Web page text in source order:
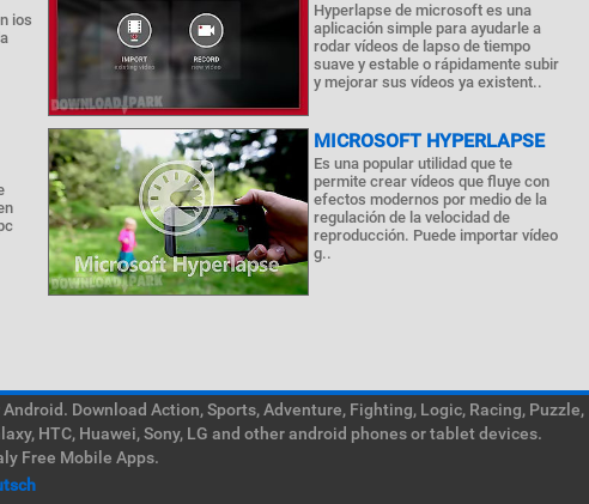
ios
Hyperlapse de microsoft es una
aplicación simple para ayudarle a
rodar vídeos de lapso de tiempo
suave y estable o rápidamente subir
y mejorar sus vídeos ya existent..
MICROSOFT HYPERLAPSE
Es una popular utilidad que te
permite crear vídeos que fluye con
efectos modernos por medio de la
regulación de la velocidad de
reproducción. Puede importar vídeo
g..
Download Action, Sports, Adventure, Fighting, Logic, Racing, Puzzle,
HTC, Huawei, Sony, LG and other android phones or tablet devices.
Free Mobile Apps.